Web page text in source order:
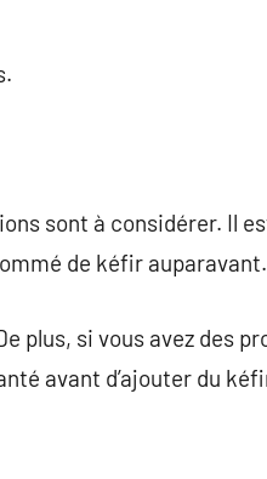
sont à considérer. Il
de kéfir auparavant.
plus, si vous avez des
avant d’ajouter du